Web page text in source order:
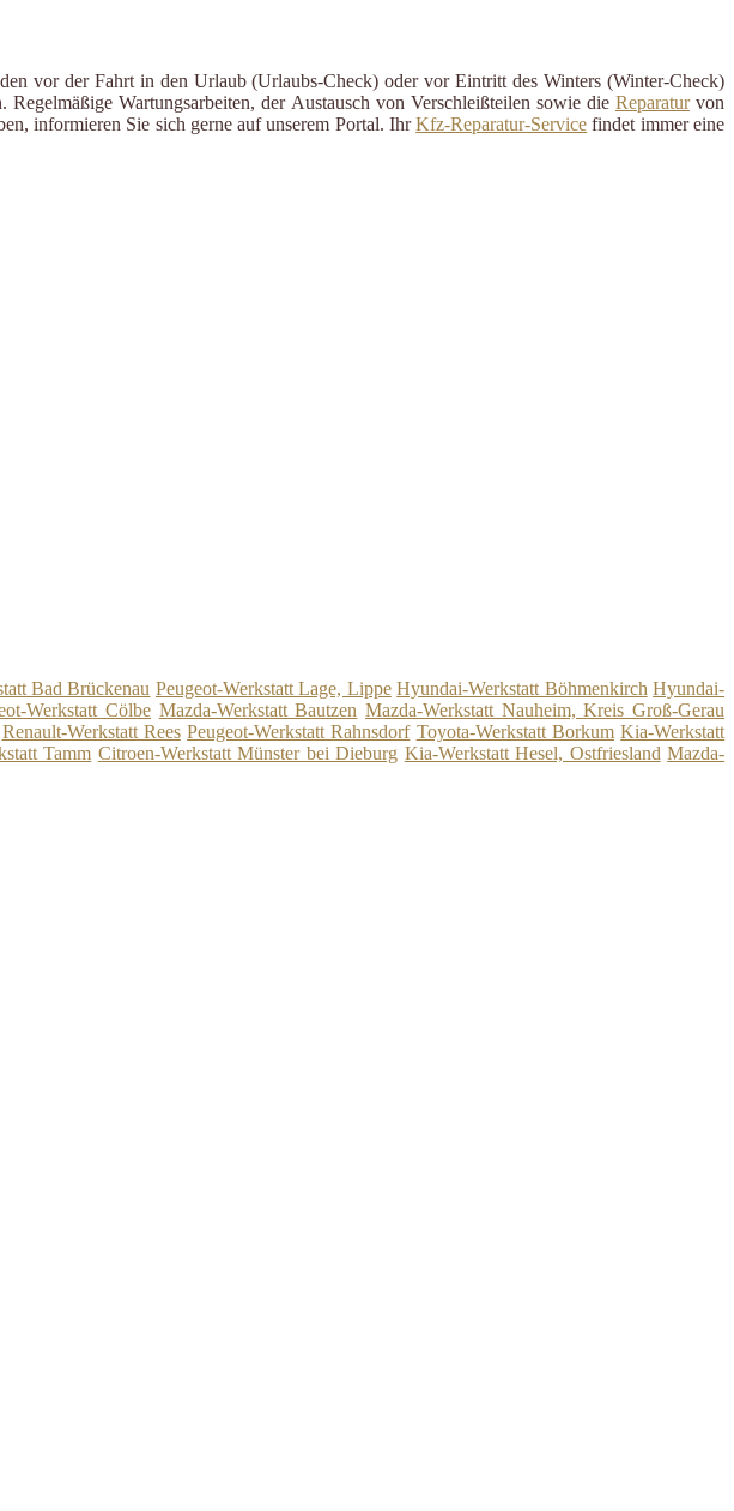
vor der Fahrt in den Urlaub (Urlaubs-Check) oder vor Eintritt des Winters (Winter-Check)
Wartungsarbeiten, der Austausch von Verschleißteilen sowie die Reparaturvon
informieren Sie sich gerne auf unserem Portal. IhrKfz-Reparatur-Service findet immer eine
Bad Brückenau Peugeot-Werkstatt Lage, Lippe Hyundai-Werkstatt Böhmenkirch Hyundai-
Werkstatt Cölbe Mazda-Werkstatt Bautzen Mazda-Werkstatt Nauheim, Kreis Groß-Gerau
Renault-Werkstatt Rees Peugeot-Werkstatt Rahnsdorf Toyota-Werkstatt Borkum Kia-Werkstatt
Tamm Citroen-Werkstatt Münster bei Dieburg Kia-Werkstatt Hesel, Ostfriesland Mazda-